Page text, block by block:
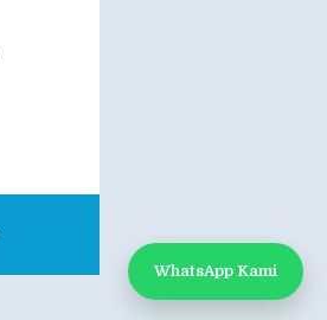
WhatsApp Kami